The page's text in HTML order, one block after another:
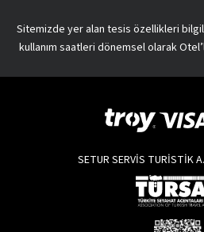
Sitemizde yer alan tesis özellikleri
kullanım saatleri dönemsel olarak
SETUR SERVİS TURİSTİK